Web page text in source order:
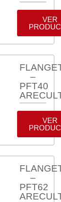
VER
–
PFT40
VER
–
PFT62